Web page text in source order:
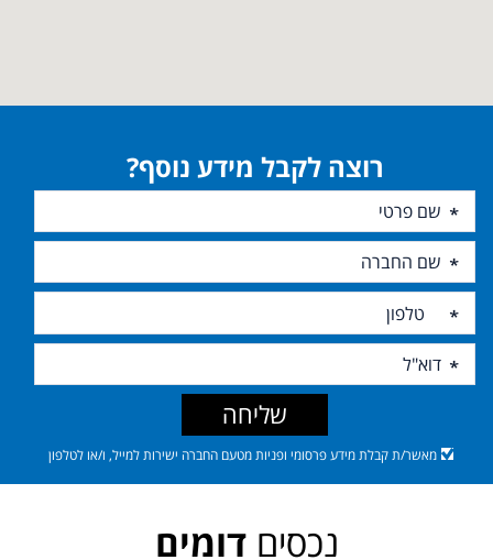
רוצה לקבל מידע נוסף?
מאשר/ת קבלת מידע פרסומי ופניות מטעם החברה ישירות למייל, ו/או לטלפון
שליחה
נכסיםדומים